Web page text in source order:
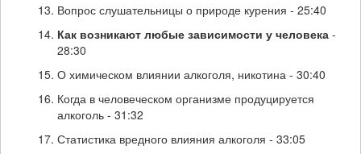
Вопрос слушательницы о природе курения - 25:40
Как возникают любые зависимости у человека -
28:30
О химическом влиянии алкоголя, никотина - 30:40
Когда в человеческом организме продуцируется
алкоголь - 31:32
Статистика вредного влияния алкоголя - 33:05